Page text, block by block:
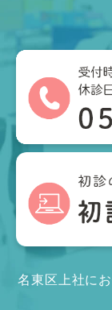
名東区上社に